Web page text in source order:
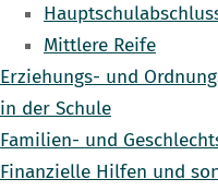
Mittlere Reife
Erziehungs- und
in der Schule
Familien- und
Finanzielle Hilfen und